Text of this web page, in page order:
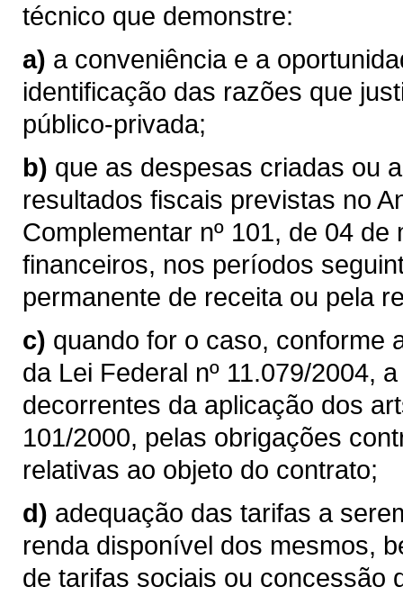
técnico que demonstre:
a) a conveniência e a
identificação das razões que
público-privada;
b) que as despesas criadas ou
resultados fiscais previstas no
Complementar nº 101, de 04
financeiros, nos períodos
permanente de receita ou pela
c) quando for o caso, conforme
da Lei Federal nº 11.079/2004,
decorrentes da aplicação dos
101/2000, pelas obrigações
relativas ao objeto do contrato;
d) adequação das tarifas a
renda disponível dos mesmos,
de tarifas sociais ou concessão